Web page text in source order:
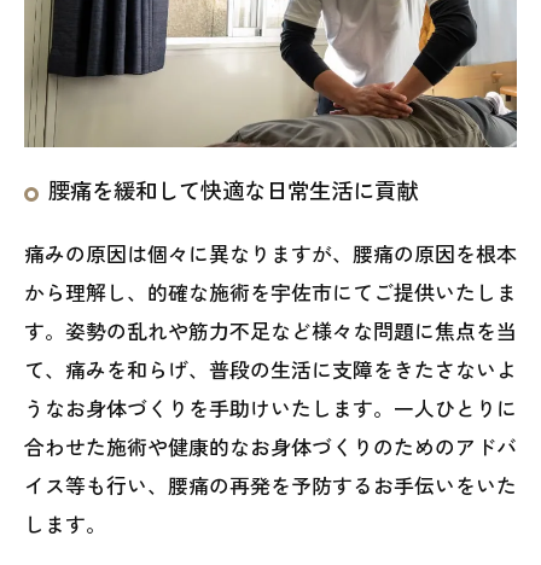
腰痛を緩和して快適な日常生活に貢献
痛みの原因は個々に異なりますが、腰痛の原因を根本
から理解し、的確な施術を宇佐市にてご提供いたしま
す。姿勢の乱れや筋力不足など様々な問題に焦点を当
て、痛みを和らげ、普段の生活に支障をきたさないよ
うなお身体づくりを手助けいたします。一人ひとりに
合わせた施術や健康的なお身体づくりのためのアドバ
イス等も行い、腰痛の再発を予防するお手伝いをいた
します。